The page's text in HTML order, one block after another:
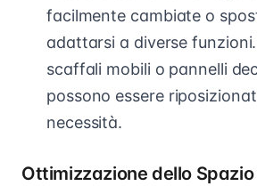
facilmente cambiate o
adattarsi a diverse
scaffali mobili o pannelli
possono essere
necessità.
Ottimizzazione dello